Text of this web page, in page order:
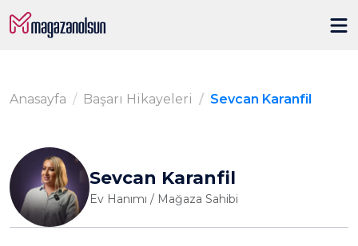
Anasayfa Başarı Hikayeleri Sevcan Karanfil
Sevcan Karanfil
Ev Hanımı / Mağaza Sahibi